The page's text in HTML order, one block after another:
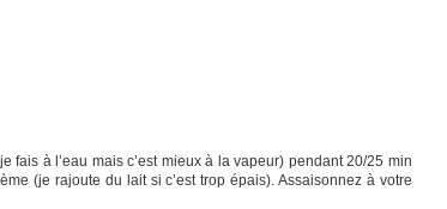
fais à l’eau mais c’est mieux à la vapeur) pendant 20/25 min
(je rajoute du lait si c’est trop épais). Assaisonnez à votre